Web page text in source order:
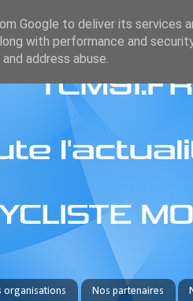
organisations Nos partenaires
Google to deliver its services
with performance and
address abuse.